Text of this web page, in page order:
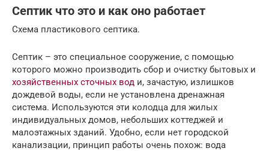
Септик что это и как оно работает
Схема пластикового септика.
Септик – это специальное сооружение, с помощью
которого можно производить сбор и очистку бытовых и
хозяйственных сточных вод и, зачастую, излишков
дождевой воды, если не установлена дренажная
система. Используются эти колодца для жилых
индивидуальных домов, небольших коттеджей и
малоэтажных зданий. Удобно, если нет городской
канализации, принцип работы очень похож: вода